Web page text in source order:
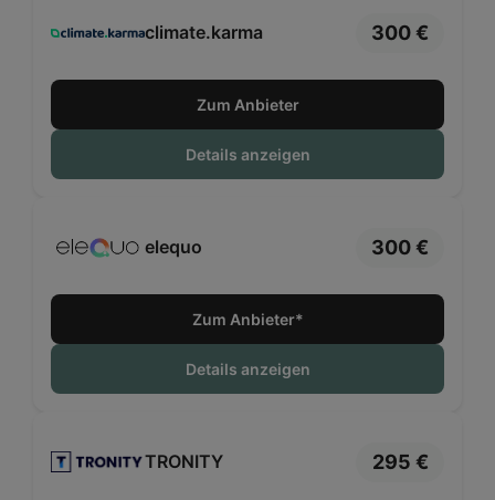
climate.karma 300 €
Zum Anbieter
Details anzeigen
elequo 300 €
Zum Anbieter*
Details anzeigen
TRONITY 295 €